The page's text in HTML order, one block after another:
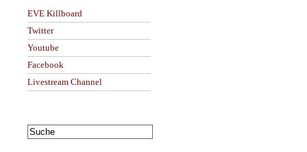
EVE Killboard
Twitter
Youtube
Facebook
Livestream Channel